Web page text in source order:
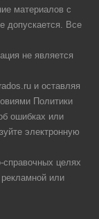
материалов с
допускается. Все
не является
и оставляя
Политики
ошибках или
электронную
целях
рекламной или